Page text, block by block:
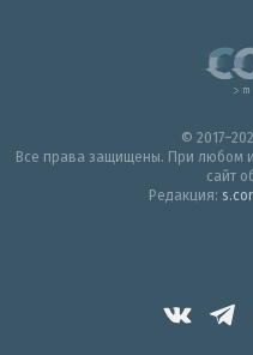
©
Все права защищены. При любом
сайт
Редакция: